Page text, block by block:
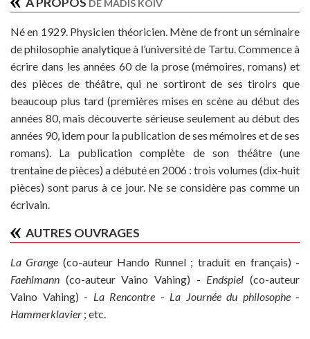
DE MADIS KÕIV
Né en 1929. Physicien théoricien. Mène de front un séminaire
de philosophie analytique à l’université de Tartu. Commence à
écrire dans les années 60 de la prose (mémoires, romans) et
des pièces de théâtre, qui ne sortiront de ses tiroirs que
beaucoup plus tard (premières mises en scène au début des
années 80, mais découverte sérieuse seulement au début des
années 90, idem pour la publication de ses mémoires et de ses
romans). La publication complète de son théâtre (une
trentaine de pièces) a débuté en 2006 : trois volumes (dix-huit
pièces) sont parus à ce jour. Ne se considère pas comme un
écrivain.
AUTRES OUVRAGES
La Grange (co-auteur Hando Runnel ; traduit en français) -
Faehlmann (co-auteur Vaino Vahing) - Endspiel(co-auteur
Vaino Vahing) - La Rencontre - La Journée du philosophe-
Hammerklavier ; etc.